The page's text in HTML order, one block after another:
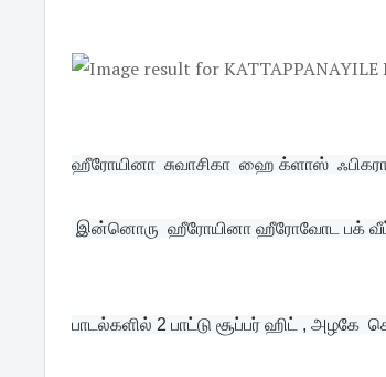
ஹீரோயினா  சுவாசிகா  ஹை க்ளாஸ்
இன்னொரு  ஹீரோயினா ஹீரோவோட பக் வீட்
பாடல்களில் 2 பாட்டு சூப்பர் ஹிட் , அழகே